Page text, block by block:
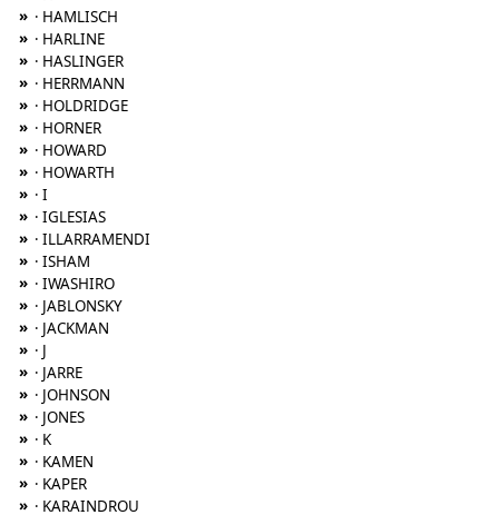
» · HAMLISCH
» · HARLINE
» · HASLINGER
» · HERRMANN
» · HOLDRIDGE
» · HORNER
» · HOWARD
» · HOWARTH
» · I
» · IGLESIAS
» · ILLARRAMENDI
» · ISHAM
» · IWASHIRO
» · JABLONSKY
» · JACKMAN
» · J
» · JARRE
» · JOHNSON
» · JONES
» · K
» · KAMEN
» · KAPER
» · KARAINDROU